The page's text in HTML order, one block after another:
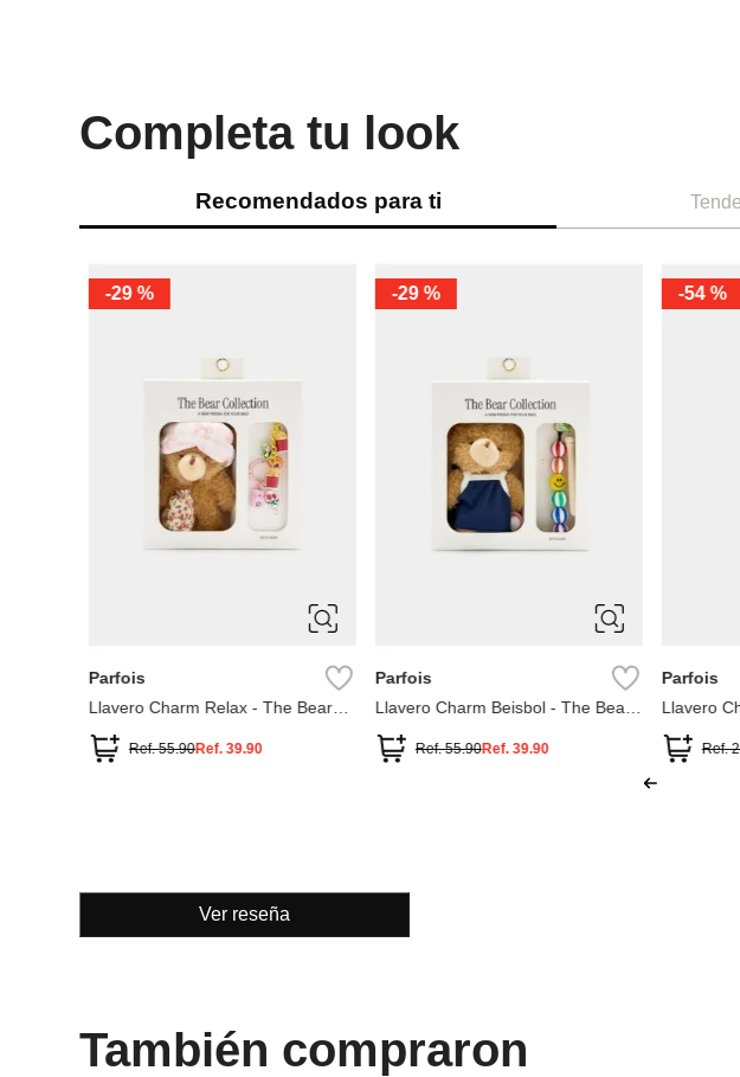
Completa tu look
Recomendados para ti
-29 %
Parfois
Llavero Charm Relax - The Bear
Ref.55.90Ref. 39.90
-29 %
Parfois
Llavero Charm Beisbol - The Bear
Ref.55.90Ref. 39.90
-54 %
Parfois
Llavero
Ref.
Ver reseña
También compraron